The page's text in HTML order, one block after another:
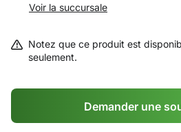
Voir la succursale
Notez que ce produit est
seulement.
Demander une